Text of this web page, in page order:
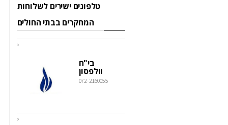
טלפונים ישירים לשלוחות
המחקרים בבתי החולים
בי"ח
וולפסון
072-2160055